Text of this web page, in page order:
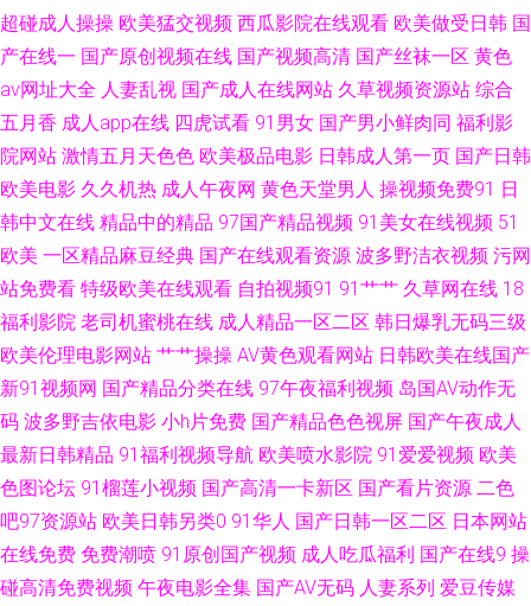
欧美一级A片视频 少妇求操网站 91视频线上网站 99超碰色色 海角探花 伦理
aV电影院 日本一级免费影片 尤物成人在线视频 97色国产 操碰资源97 国产
TS社区 户外露出视频91 欧美成人手机版 三级性爱网 亚州日韩欧美 97麻豆
传媒国产 东方色图一区二区 韩日色网 久久伊人国产九九 欧美性爱女同A片
日韩精品一级二级 午夜私人影院 91传媒综合网 ts伪娘自慰 都市激情另类欧
电彭 国产成人黄色在线 精品91 欧美人妖黄网 五月天去色色 91黑丝后入 AV
片在线观看 成人性交影片 韩国综合无码 女同久久 日韩小电影 午夜香焦剧场
18免费观看 97资源中文字幕 福利影院导航 久久肏肏 欧洲无码一区二区 五月
天大香蕉在线 91v在线 99热思思人妻 成人网址在线播放 黄色电影一品网站
超碰成人操操 欧美猛交视频 西瓜影院在线观看 欧美做受日韩 国
产在线一 国产原创视频在线 国产视频高清 国产丝袜一区 黄色
av网址大全 人妻乱视 国产成人在线网站 久草视频资源站 综合
五月香 成人app在线 四虎试看 91男女 国产男小鲜肉同 福利影
院网站 激情五月天色色 欧美极品电影 日韩成人第一页 国产日韩
欧美电影 久久机热 成人午夜网 黄色天堂男人 操视频免费91 日
韩中文在线 精品中的精品 97国产精品视频 91美女在线视频 51
欧美 一区精品麻豆经典 国产在线观看资源 波多野洁衣视频 污网
站免费看 特级欧美在线观看 自拍视频91 91艹艹 久草网在线 18
福利影院 老司机蜜桃在线 成人精品一区二区 韩日爆乳无码三级
欧美伦理电影网站 艹艹操操 AV黄色观看网站 日韩欧美在线国产
新91视频网 国产精品分类在线 97午夜福利视频 岛国AV动作无
码 波多野吉依电影 小h片免费 国产精品色色视屏 国产午夜成人
最新日韩精品 91福利视频导航 欧美喷水影院 91爱爱视频 欧美
色图论坛 91榴莲小视频 国产高清一卡新区 国产看片资源 二色
吧97资源站 欧美日韩另类0 91华人 国产日韩一区二区 日本网站
在线免费 免费潮喷 91原创国产视频 成人吃瓜福利 国产在线9 操
碰高清免费视频 午夜电影全集 国产AV无码 人妻系列 爱豆传媒